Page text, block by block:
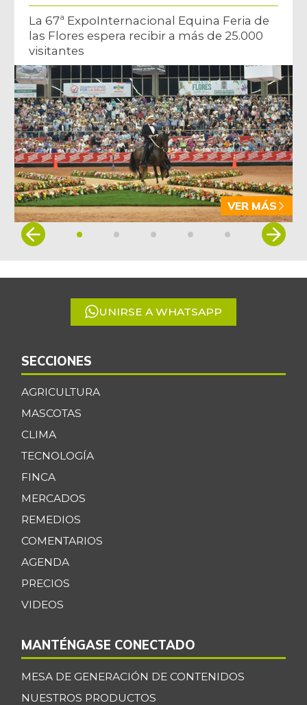
La 67ª ExpoInternacional Equina Feria de
las Flores espera recibir a más de 25.000
visitantes
VER MÁS
Item
5
UNIRSE A WHATSAPP
SECCIONES
AGRICULTURA
MASCOTAS
CLIMA
TECNOLOGÍA
FINCA
MERCADOS
REMEDIOS
COMENTARIOS
AGENDA
PRECIOS
VIDEOS
MANTÉNGASE CONECTADO
MESA DE GENERACIÓN DE CONTENIDOS
NUESTROS PRODUCTOS